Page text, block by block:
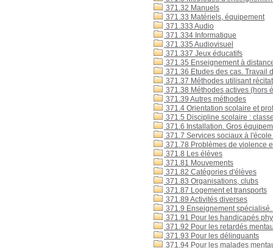
371.32 Manuels
371.33 Matériels, équipement
371.333 Audio
371.334 Informatique
371.335 Audiovisuel
371.337 Jeux éducatifs
371.35 Enseignement à
371.36 Etudes des cas. Travail
371.37 Méthodes utilisant
371.38 Méthodes actives (hors
371.39 Autres méthodes
371.4 Orientation scolaire et
371.5 Discipline scolaire :
371.6 Installation. Gros
371.7 Services sociaux à
371.78 Problèmes de violence
371.8 Les élèves
371.81 Mouvements
371.82 Catégories d'élèves
371.83 Organisations, clubs
371.87 Logement et transports
371.89 Activités diverses
371.9 Enseignement
371.91 Pour les handicapés
371.92 Pour les retardés
371.93 Pour les délinquants
371.94 Pour les malades